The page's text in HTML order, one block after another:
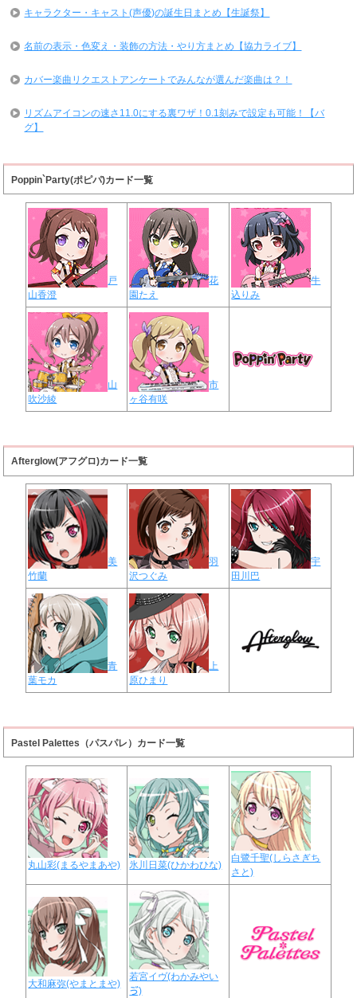
キャラクター・キャスト(声優)の誕生日まとめ【生誕祭】
名前の表示・色変え・装飾の方法・やり方まとめ【協力ライブ】
カバー楽曲リクエストアンケートでみんなが選んだ楽曲は？！
リズムアイコンの速さ11.0にする裏ワザ！0.1刻みで設定も可能！【バ
グ】
Poppin`Party(ポピパ)カード一覧
戸
山香澄
花
園たえ
牛
込りみ
山
吹沙綾
市
ヶ谷有咲
Afterglow(アフグロ)カード一覧
美
竹蘭
羽
沢つぐみ
宇
田川巴
青
葉モカ
上
原ひまり
Pastel Palettes（パスパレ）カード一覧
丸山彩(まるやまあや) 氷川日菜(ひかわひな)
白鷺千聖(しらさぎち
さと)
大和麻弥(やまとまや)
若宮イヴ(わかみやい
ゔ)